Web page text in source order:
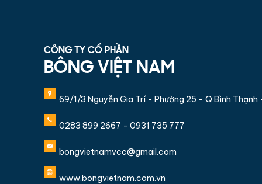
CÔNG TY CỔ PHẦN
BÔNG VIỆT NAM
69/1/3 Nguyễn Gia Trí - Phường 25 - Q Bình Thạnh
0283 899 2667 - 0931 735 777
bongvietnamvcc@gmail.com
www.bongvietnam.com.vn